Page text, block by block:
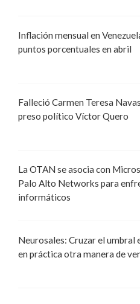
Inflación mensual en
puntos porcentuales en abril
Falleció Carmen Teresa
preso político Víctor Quero
La OTAN se asocia con
Palo Alto Networks para
informáticos
Neurosales: Cruzar el umbral
en práctica otra manera de